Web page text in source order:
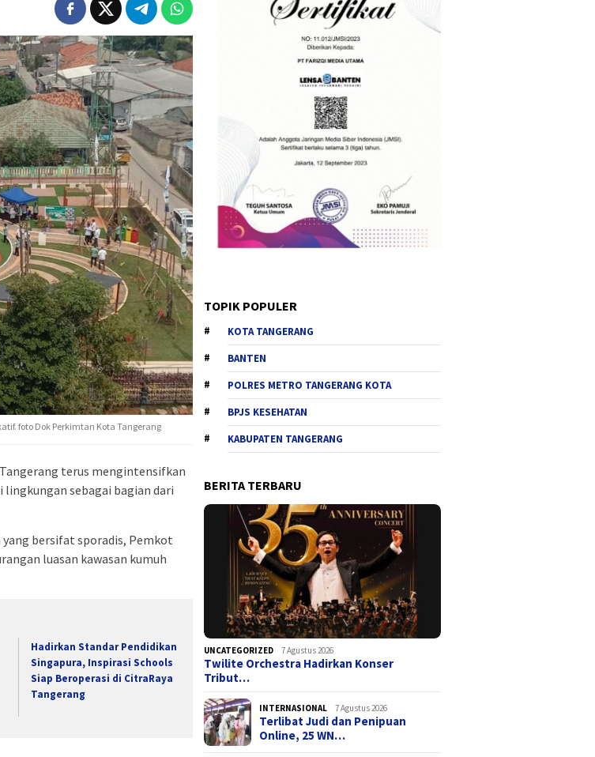
foto Dok Perkimtan Kota Tangerang
terus mengintensifkan
lingkungan sebagai bagian dari
bersifat sporadis, Pemkot
luasan kawasan kumuh
Hadirkan Standar Pendidikan
Singapura, Inspirasi Schools
Siap Beroperasi di CitraRaya
Tangerang
TOPIK POPULER
KOTA TANGERANG
BANTEN
POLRES METRO TANGERANG KOTA
BPJS KESEHATAN
KABUPATEN TANGERANG
BERITA TERBARU
UNCATEGORIZED 7 Agustus 2026
Twilite Orchestra Hadirkan Konser
Tribut…
INTERNASIONAL 7 Agustus 2026
Terlibat Judi dan Penipuan
Online, 25 WN…